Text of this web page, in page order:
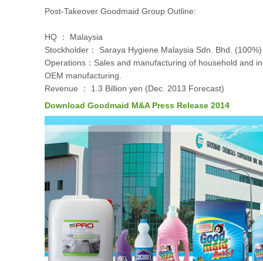
Post-Takeover Goodmaid Group Outline:
HQ ： Malaysia
Stockholder： Saraya Hygiene Malaysia Sdn. Bhd. (100%)
Operations：Sales and manufacturing of household and
OEM manufacturing.
Revenue ： 1.3 Billion yen (Dec. 2013 Forecast)
Download Goodmaid M&A Press Release 2014